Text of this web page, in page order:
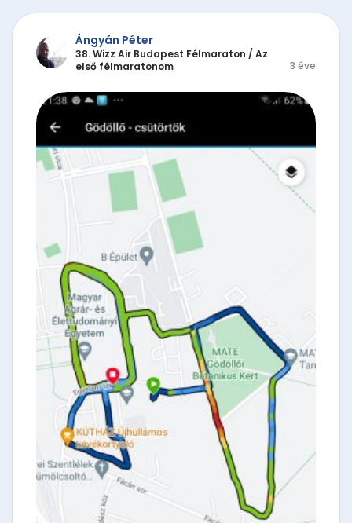
Ángyán Péter
38. Wizz Air Budapest Félmaraton / Az
első félmaratonom
3 éve